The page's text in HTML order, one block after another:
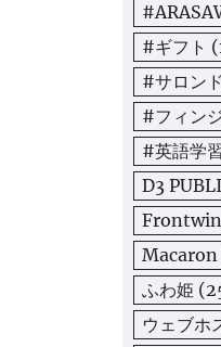
#ギフト
#サロン
#フィン
#英語学
D3
Macaron
ふわ姫
ウェブホ